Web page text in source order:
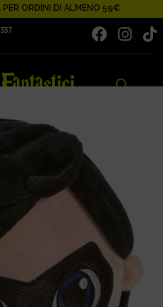
ORDINI DI ALMENO 59€